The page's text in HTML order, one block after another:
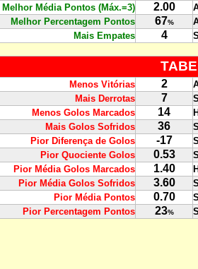
Melhor Média Pontos (Máx.=3)
2.00
Melhor Percentagem Pontos
67%
Mais Empates
4
Menos Vitórias 2
Mais Derrotas
7
Menos Golos Marcados
14
Mais Golos Sofridos
36
Pior Diferença de Golos
-17
Pior Quociente Golos
0.53
Pior Média Golos Marcados
1.40
Pior Média Golos Sofridos
3.60
Pior Média Pontos
0.70
Pior Percentagem Pontos
23%